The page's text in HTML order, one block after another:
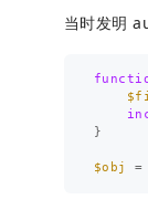
当时发明
}
$obj =